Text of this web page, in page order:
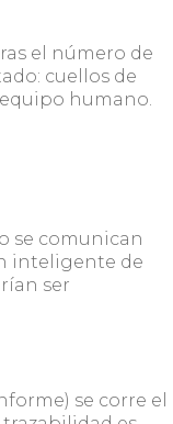
el número de
cuellos de
humano.
se comunican
inteligente de
ser
se corre el